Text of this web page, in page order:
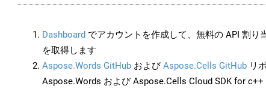
Dashboard でアカウントを作成して、無料の API 割り
を取得します
Aspose.Words GitHub およびAspose.Cells GitHub リ
Aspose.Words および Aspose.Cells Cloud SDK for